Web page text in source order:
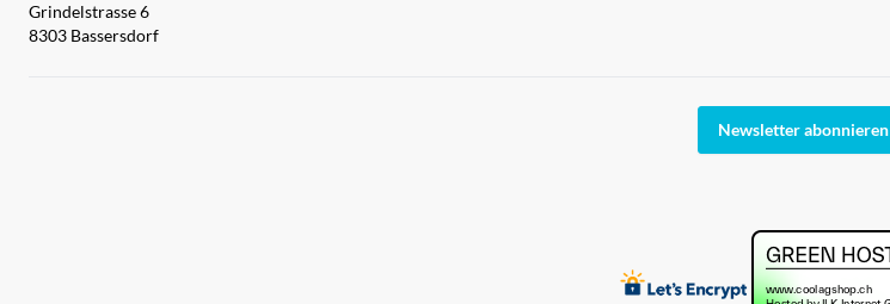
Grindelstrasse 6
8303 Bassersdorf
Newsletter abonnieren